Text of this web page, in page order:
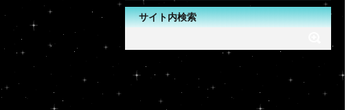
サイト内検索